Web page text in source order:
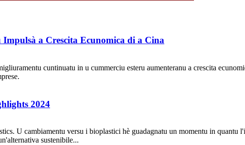
a Crescita Ecunomica di a Cina
cuntinuatu in u cummerciu esteru aumenteranu a crescita
2024
U cambiamentu versu i bioplastici hè guadagnatu un momentu in quantu
sustenibile...